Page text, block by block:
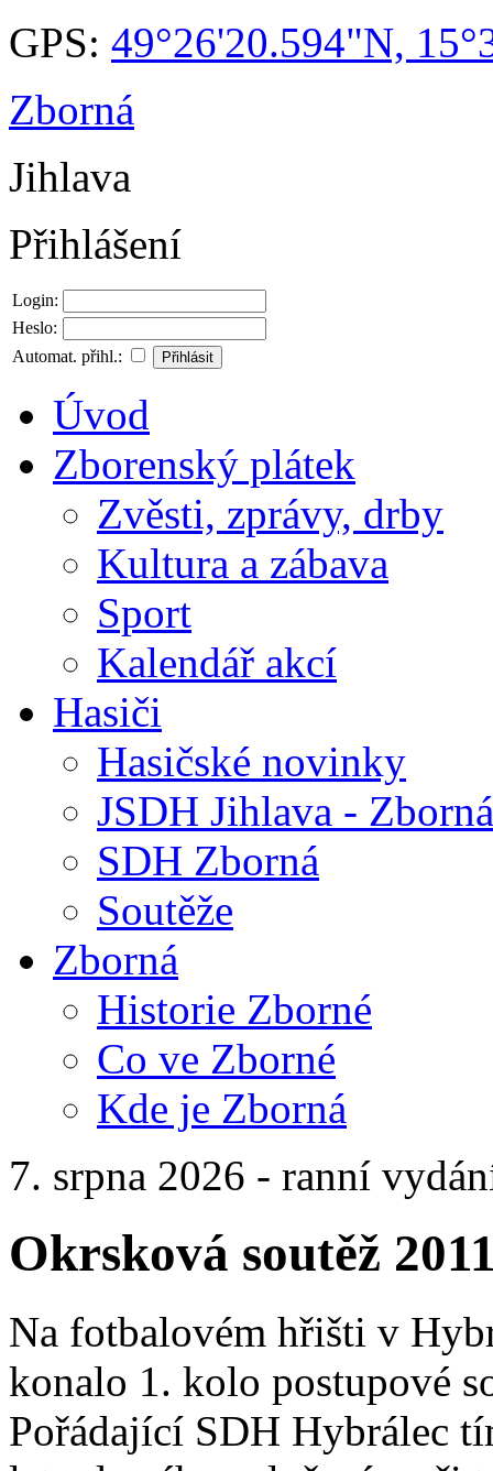
GPS: 49°26'20.594"N,
Zborná
Jihlava
Přihlášení
Login:
Heslo:
Automat. přihl.:
Úvod
Zborenský plátek
Zvěsti, zprávy, drby
Kultura a zábava
Sport
Kalendář akcí
Hasiči
Hasičské novinky
JSDH Jihlava - Zborná
SDH Zborná
Soutěže
Zborná
Historie Zborné
Co ve Zborné
Kde je Zborná
7. srpna 2026 - ranní
Okrsková soutěž
Na fotbalovém hřišti v
konalo 1. kolo postupové
Pořádající SDH Hybrálec